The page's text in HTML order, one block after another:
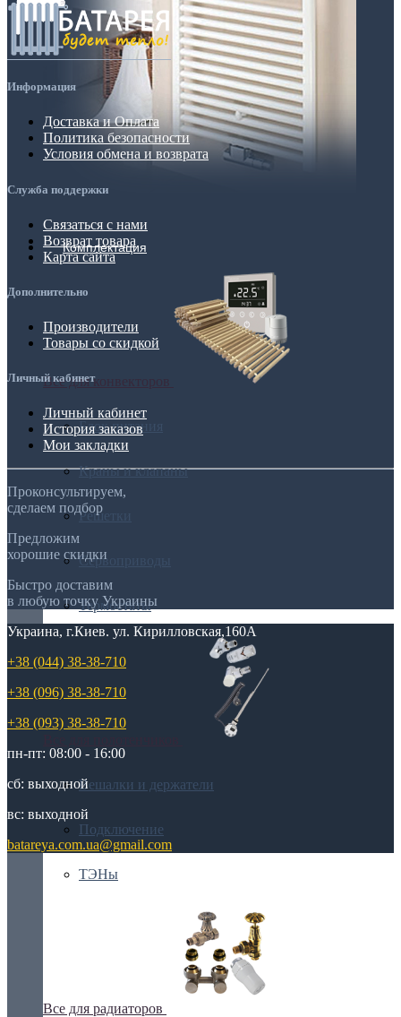
Комплектация
Все для конвекторов
Блок питания
Краны и клапаны
Решетки
Сервоприводы
Термостаты
Вешалки и держатели
Подключение
ТЭНы
Все для радиаторов
Информация
Доставка и Оплата
Политика безопасности
Условия обмена и возврата
Служба поддержки
Связаться с нами
Возврат товара
Карта сайта
Дополнительно
Производители
Товары со скидкой
Личный кабинет
Личный кабинет
История заказов
Мои закладки
Проконсультируем,
сделаем подбор
Предложим
хорошие скидки
Быстро доставим
в любую точку Украины
Украина, г.Киев. ул. Кирилловская,160А
+38 (044) 38-38-710
+38 (096) 38-38-710
+38 (093) 38-38-710
пн-пт: 08:00 - 16:00
сб: выходной
вс: выходной
batareya.com.ua@gmail.com